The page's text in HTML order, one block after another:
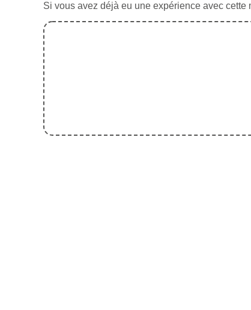
Si vous avez déjà eu une expérience avec cette